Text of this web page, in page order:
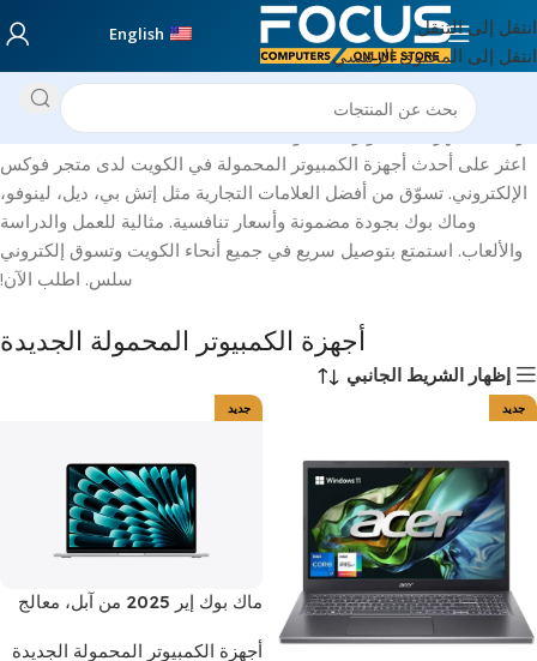
انتقل إلى التنقل
انتقل إلى المحتوى الرئيسي
English
أجهزة الكمبيوتر المحمولة الجديدة
اعثر على أحدث أجهزة الكمبيوتر المحمولة في الكويت لدى متجر فوكس
الإلكتروني. تسوّق من أفضل العلامات التجارية مثل إتش بي، ديل، لينوفو،
وماك بوك بجودة مضمونة وأسعار تنافسية. مثالية للعمل والدراسة
والألعاب. استمتع بتوصيل سريع في جميع أنحاء الكويت وتسوق إلكتروني
سلس. اطلب الآن!
أجهزة الكمبيوتر المحمولة الجديدة
إظهار الشريط الجانبي
جديد جديد
ماك بوك إير 2025 من آبل، معالج
جيجابايت، قرص صلب SSD بسعة
أجهزة الكمبيوتر المحمولة الجديدة